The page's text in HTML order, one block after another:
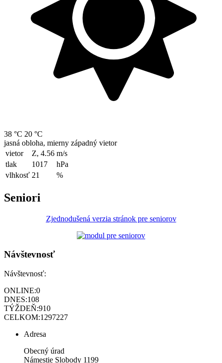
38 °C 20 °C
jasná obloha, mierny západný vietor
vietor
Z, 4.56 m/s
tlak
1017
hPa
vlhkosť 21 %
Seniori
Zjednodušená verzia stránok pre seniorov
Návštevnosť
Návštevnosť:
ONLINE:0
DNES:108
TÝŽDEŇ:910
CELKOM:1297227
Adresa
Obecný úrad
Námestie Slobody 1199